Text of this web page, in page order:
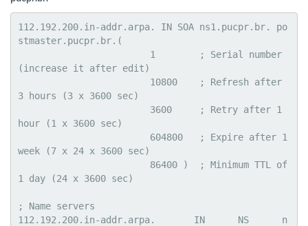
112.192.200.in-addr.arpa. IN SOA ns1.pucpr.br. po
stmaster.pucpr.br.(
(increase it after edit)
3 hours (3 x 3600 sec)
hour (1 x 3600 sec)
week (7 x 24 x 3600 sec)
1 day (24 x 3600 sec)
; Name servers
112.192.200.in-addr.arpa.	IN	NS	n